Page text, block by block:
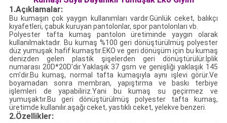
1.Açıklamalar:
Bu kumaşın çok yaygın kullanımları vardır.Günlük ceket, balıkçı
kıyafetleri, çabuk kuruyan pantolonlar, spor pantolonları vb.
Polyester tafta kumaş pantolon üretiminde yaygın olarak
kullanılmaktadır. Bu kumaş %100 geri dönüştürülmüş polyester
düz yumuşak hafif kumaştır.EKO ve geri dönüşüm için bu kumaş
denizden gelen plastik şişelerden geri dönüştürülür.İplik
numarası 20D*20D'dir.Yaklaşık 37 gsm ve genişliği yaklaşık 145
cm'dir.Bu kumaş, normal tafta kumaşıyla aynı işlevi görür.Ve
boyamadan sonra membran, yapıştırma ve baskı terbiye
işlemleri de yapabiliriz.Yani bu kumaş su geçirmez ve
yumuşaktır.Bu geri dönüştürülmüş polyester tafta kumaş,
üretimde kullanılır.aşağı ceket, yastıklı ceket, yelekve benzeri.
2.Özellikler: